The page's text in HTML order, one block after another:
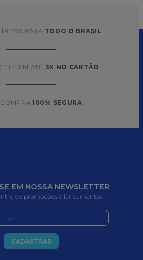
PARA TODO O BRASIL
EM ATÉ 3X NO CARTÃO
COMPRA 100% SEGURA
EM NOSSA NEWSLETTER
de promoções e lançamentos
CADASTRAR